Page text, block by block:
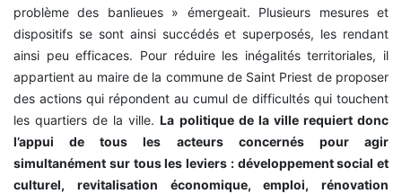
problème des banlieues » émergeait. Plusieurs mesures et
dispositifs se sont ainsi succédés et superposés, les rendant
ainsi peu efficaces. Pour réduire les inégalités territoriales, il
appartient au maire de la commune de Saint Priest de proposer
des actions qui répondent au cumul de difficultés qui touchent
les quartiers de la ville.La politique de la ville requiert donc
l’appui de tous les acteurs concernés pour agir
simultanément sur tous les leviers : développement social et
culturel, revitalisation économique, emploi, rénovation